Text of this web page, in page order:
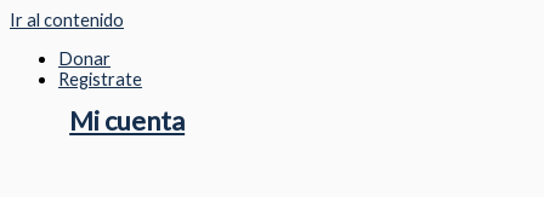
Ir al contenido
Donar
Registrate
Mi cuenta